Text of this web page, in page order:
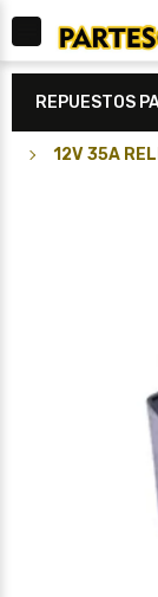
REPUESTOS
12V 35A